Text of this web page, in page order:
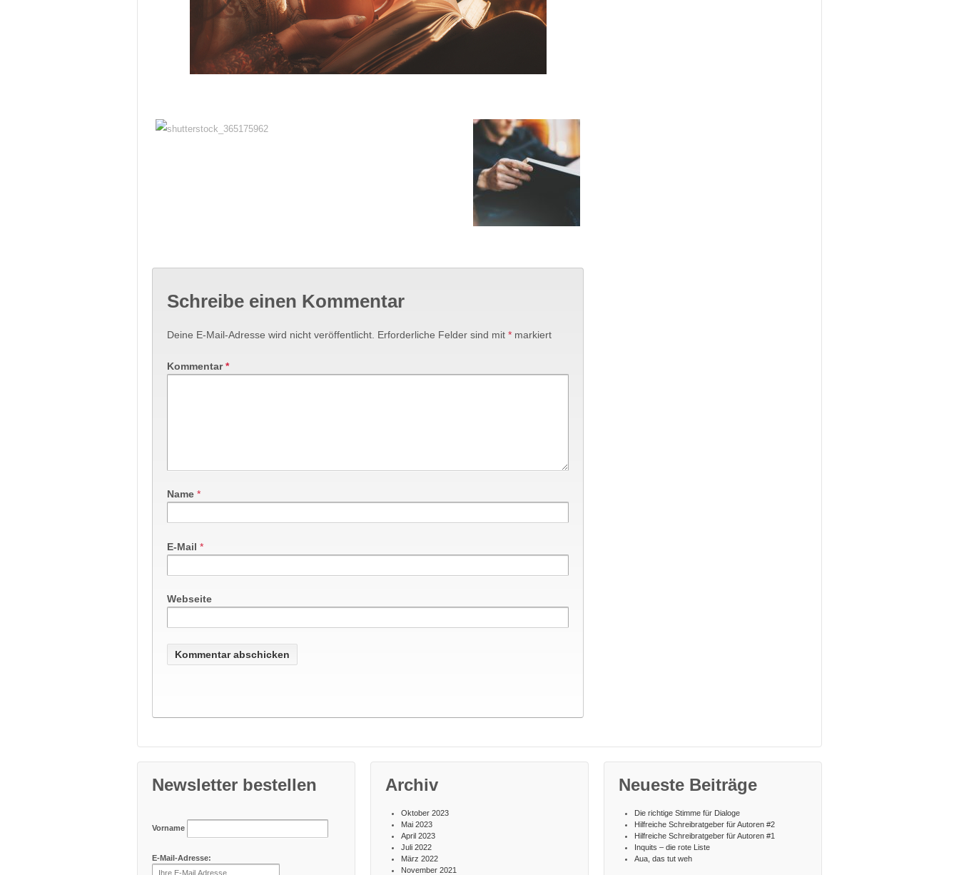
Schreibe einen Kommentar
Deine E-Mail-Adresse wird nicht veröffentlicht. Erforderliche Felder sind mit * markiert
Kommentar*
Name *
E-Mail *
Webseite
Newsletter bestellen
Vorname
E-Mail-Adresse:
Archiv
Oktober 2023
Mai 2023
April 2023
Juli 2022
März 2022
November 2021
Neueste Beiträge
Die richtige Stimme für Dialoge
Hilfreiche Schreibratgeber für Autoren #2
Hilfreiche Schreibratgeber für Autoren #1
Inquits – die rote Liste
Aua, das tut weh